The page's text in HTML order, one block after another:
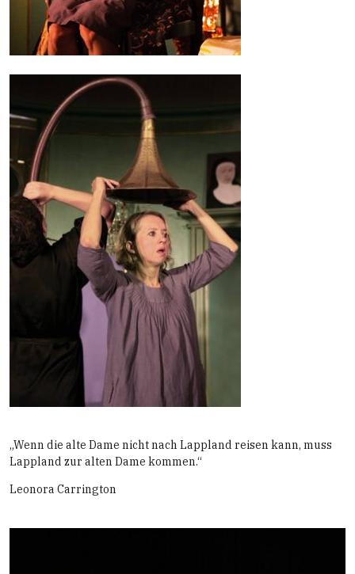
„Wenn die alte Dame nicht nach Lappland reisen kann, muss
Lappland zur alten Dame kommen.“
Leonora Carrington